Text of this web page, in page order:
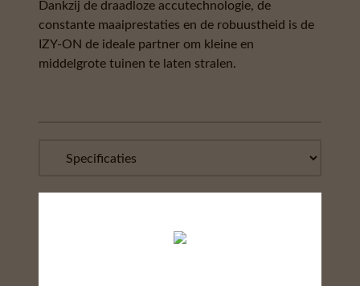
Dankzij de draadloze accutechnologie, de
constante maaiprestaties en de robuustheid is de
IZY-ON de ideale partner om kleine en
middelgrote tuinen te laten stralen.